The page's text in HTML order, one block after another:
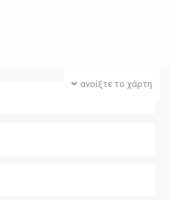
ανοίξτε το χάρτη